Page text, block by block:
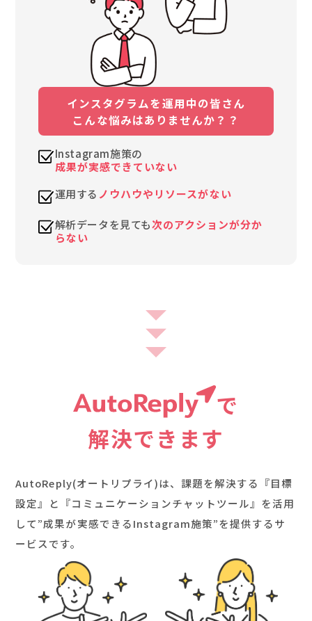
インスタグラムを運用中の皆さん
こんな悩みはありませんか？？
Instagram施策の
成果が実感できていない
運用する ノウハウやリソースがない
解析データを見ても次のアクションが分か
らない
で
解決できます
AutoReply(オートリプライ)は、課題を解決する『目標
設定』と『コミュニケーションチャットツール』を活用
して”成果が実感できるInstagram施策”を提供するサ
ービスです。